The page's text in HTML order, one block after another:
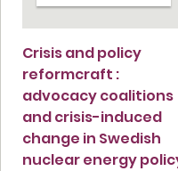
Crisis and policy
reformcraft :
advocacy coalitions
and crisis-induced
change in Swedish
nuclear energy